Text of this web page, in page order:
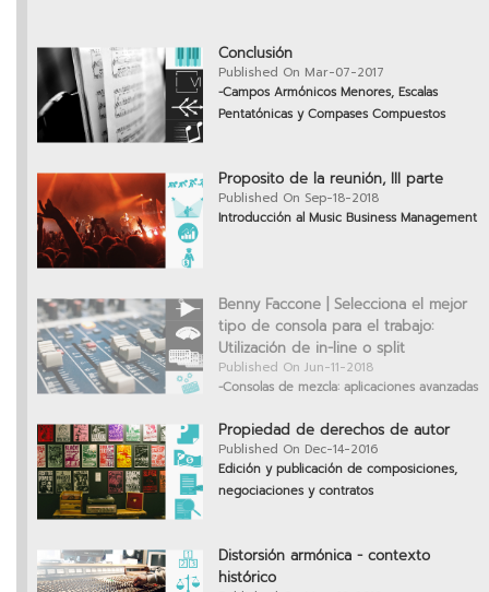
Conclusión
Published On Mar-07-2017
-Campos Armónicos Menores, Escalas
Pentatónicas y Compases Compuestos
Proposito de la reunión, III parte
Published On Sep-18-2018
Introducción al Music Business Management
Benny Faccone | Selecciona el mejor
tipo de consola para el trabajo:
Utilización de in-line o split
Published On Jun-11-2018
-Consolas de mezcla: aplicaciones avanzadas
Propiedad de derechos de autor
Published On Dec-14-2016
Edición y publicación de composiciones,
negociaciones y contratos
Distorsión armónica - contexto
histórico